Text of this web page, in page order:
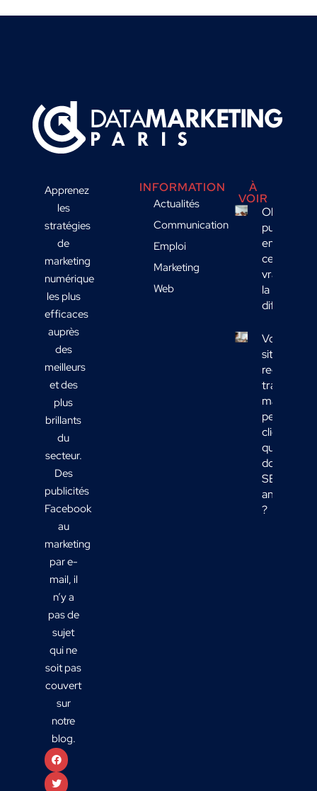
Apprenez
les
stratégies
de
marketing
numérique
les plus
efficaces
auprès
des
meilleurs
et des
plus
brillants
du
secteur.
Des
publicités
Facebook
au
marketing
par e-
mail, il
n’y a
pas de
sujet
qui ne
soit pas
couvert
sur
notre
blog.
INFORMATION
Actualités
Communication
Emploi
Marketing
Web
À
VOIR
Objet
publicitaire
en B2B :
ce qui fait
vraiment
la
différence
Votre
site
reçoit du
trafic
mais
peu de
clients :
quelles
données
SEO
analyser
?